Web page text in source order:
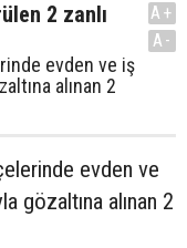
2 zanlı
evden ve iş
alınan 2
A+
A-
evden ve
gözaltına alınan 2